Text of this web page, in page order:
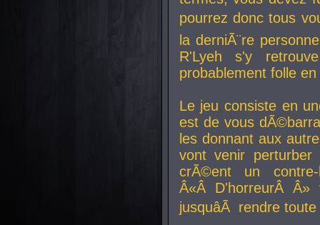
pourrez donc tous
la derniÃ¨re
R'Lyeh s'y
probablement folle
Le jeu consiste en
est de vous
les donnant aux
vont venir perturber
crÃ©ent un
Â«Â D'horreurÂ
jusquâÃ rendre